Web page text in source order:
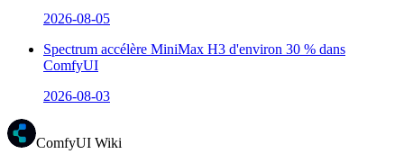
2026-08-05
Spectrum accélère MiniMax H3 d'environ 30 % dans
ComfyUI
2026-08-03
ComfyUI Wiki